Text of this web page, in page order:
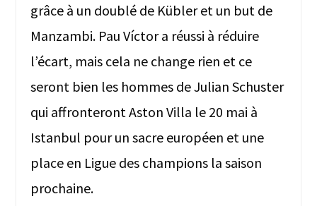
grâce à un doublé de Kübler et un but de
Manzambi. Pau Víctor a réussi à réduire
l’écart, mais cela ne change rien et ce
seront bien les hommes de Julian Schuster
qui affronteront Aston Villa le 20 mai à
Istanbul pour un sacre européen et une
place en Ligue des champions la saison
prochaine.